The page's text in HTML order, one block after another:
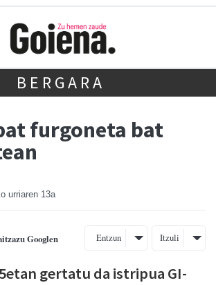
BERGARA
furgoneta bat
urriaren 13a
Googlen Entzun Itzuli
gertatu da istripua GI-